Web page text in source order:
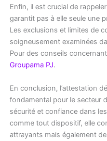
Enfin, il est crucial de
garantit pas à elle seule une
Les exclusions et limites de
soigneusement examinées
Pour des conseils
Groupama PJ.
En conclusion, l’attestation
fondamental pour le secteur
sécurité et confiance dans
comme tout dispositif, elle
attrayants mais également